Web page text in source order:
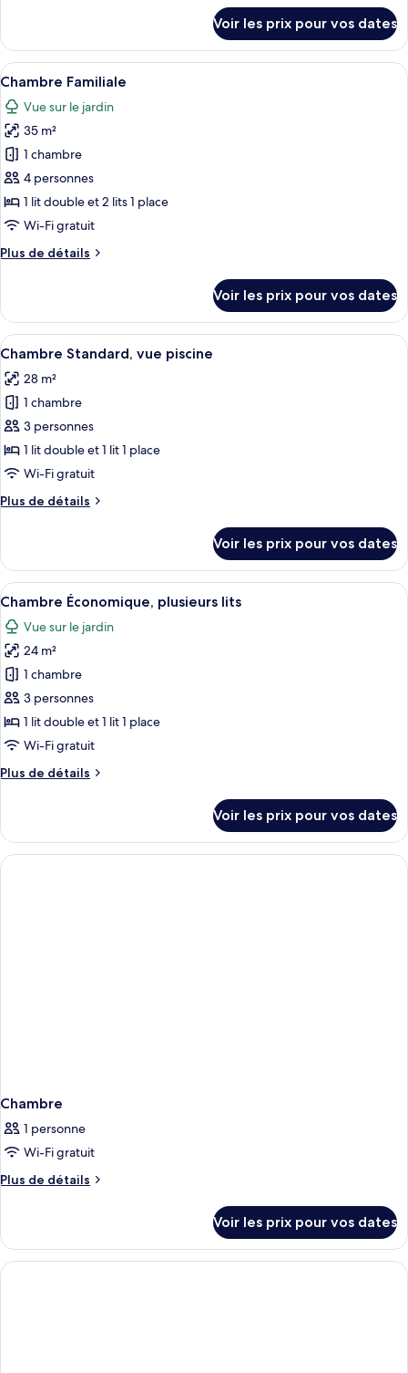
le
type
de
chambre
Chambre
Standard
Voir les prix pour vos dates
Afficher
toutes
les
photos
pour
ce
type
de
chambre :
Chambre
Une chambre d’hôtel avec deux lits,
14
Chambre Familiale
Vue sur le jardin
35 m²
1 chambre
4 personnes
1 lit double et 2 lits 1 place
Wi-Fi gratuit
Plus de détails
Plus
le
type
de
Chambre
Familiale
Voir les prix pour vos dates
Afficher
toutes
les
photos
pour
ce
type
chambre :
vue
piscine
Une chambre d’hôtel comprenant
13
Chambre Standard, vue piscine
28 m²
1 chambre
3 personnes
1 lit double et 1 lit 1 place
Wi-Fi gratuit
Plus de détails
Plus
le
type
de
chambre
Chambre
Standard,
vue
piscine
Voir les prix pour vos dates
Afficher
toutes
les
photos
pour
ce
type
de
chambre :
Chambre
lits
Literie de qualité supérieure, articles
4
Chambre Économique, plusieurs lits
Vue sur le jardin
24 m²
1 chambre
3 personnes
1 lit double et 1 lit 1 place
Wi-Fi gratuit
Plus de détails
Plus
le
type
de
Voir les prix pour vos dates
Chambre
1 personne
Wi-Fi gratuit
Plus de détails
Plus
le
type
de
Voir les prix pour vos dates